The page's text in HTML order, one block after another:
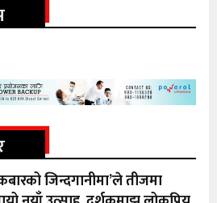
जिन्दगानीमा’ले तीजमा